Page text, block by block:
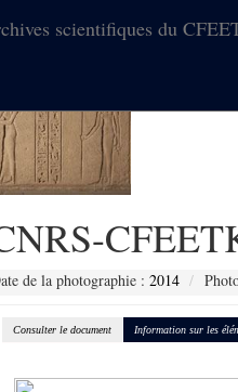
scientifiques du
de la photographie : 2014
Consulter le document Information sur les